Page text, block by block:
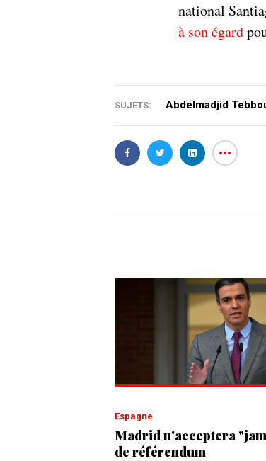
national
à son égard
SUJETS: Abdelmadjid
Espagne
Madrid n'acceptera
de référendum